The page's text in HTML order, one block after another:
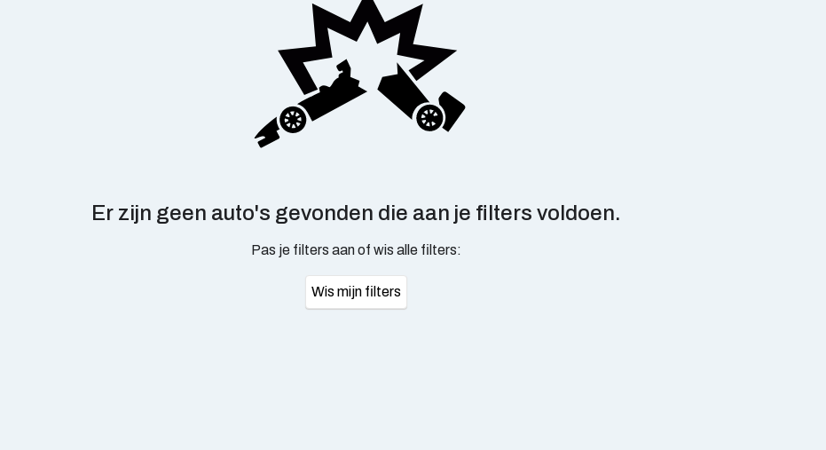
Er zijn geen auto's gevonden die aan je filters voldoen.
Pas je filters aan of wis alle filters:
Wis mijn filters